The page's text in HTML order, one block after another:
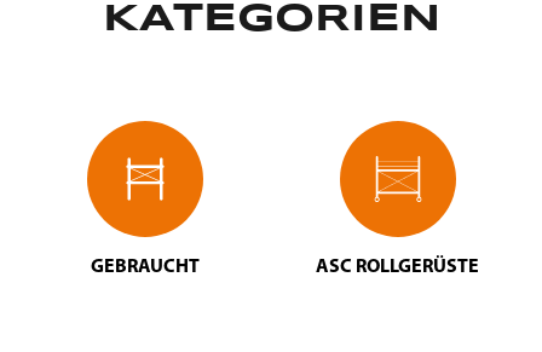
KATEGORIEN
GEBRAUCHT ASC ROLLGERÜSTE